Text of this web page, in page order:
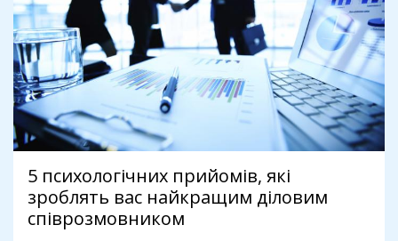
5 психологічних прийомів, які
зроблять вас найкращим діловим
співрозмовником